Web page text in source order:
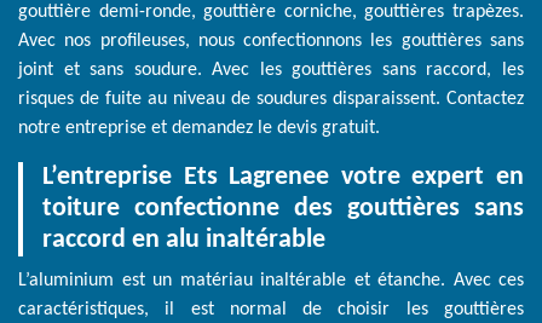
gouttière demi-ronde, gouttière corniche, gouttières trapèzes.
Avec nos profileuses, nous confectionnons les gouttières sans
joint et sans soudure. Avec les gouttières sans raccord, les
risques de fuite au niveau de soudures disparaissent. Contactez
notre entreprise et demandez le devis gratuit.
L’entreprise Ets Lagrenee votre expert en
toiture confectionne des gouttières sans
raccord en alu inaltérable
L’aluminium est un matériau inaltérable et étanche. Avec ces
caractéristiques, il est normal de choisir les gouttières